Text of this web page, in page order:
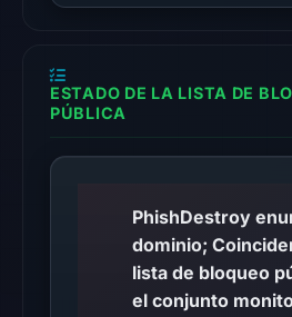
5,
alone
does
not
ESTADO DE LA LISTA DE
PÚBLICA
PhishDestroy
dominio;
lista de bloqueo
el conjunto